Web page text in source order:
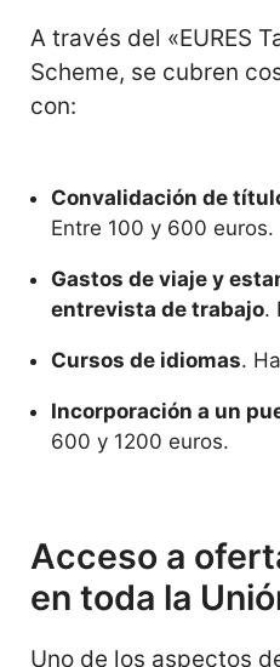
A través del «EURES
Scheme, se cubren
con:
Convalidación de
Entre 100 y 600 euros.
Gastos de viaje y
entrevista de trabajo.
Cursos de idiomas.
Incorporación a un
600 y 1200 euros.
Acceso a
en toda la
Uno de los aspectos